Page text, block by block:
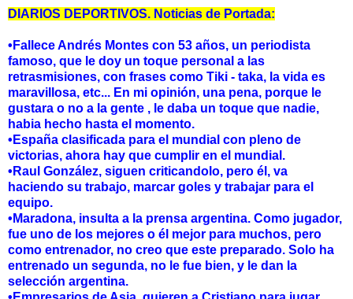
DIARIOS DEPORTIVOS. Noticias de Portada:
•Fallece Andrés Montes con 53 años, un periodista
famoso, que le doy un toque personal a las
retrasmisiones, con frases como Tiki - taka, la vida es
maravillosa, etc... En mi opinión, una pena, porque le
gustara o no a la gente , le daba un toque que nadie,
habia hecho hasta el momento.
•España clasificada para el mundial con pleno de
victorias, ahora hay que cumplir en el mundial.
•Raul González, siguen criticandolo, pero él, va
haciendo su trabajo, marcar goles y trabajar para el
equipo.
•Maradona, insulta a la prensa argentina. Como jugador,
fue uno de los mejores o él mejor para muchos, pero
como entrenador, no creo que este preparado. Solo ha
entrenado un segunda, no le fue bien, y le dan la
selección argentina.